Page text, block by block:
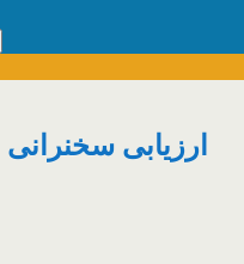
ارزیابی